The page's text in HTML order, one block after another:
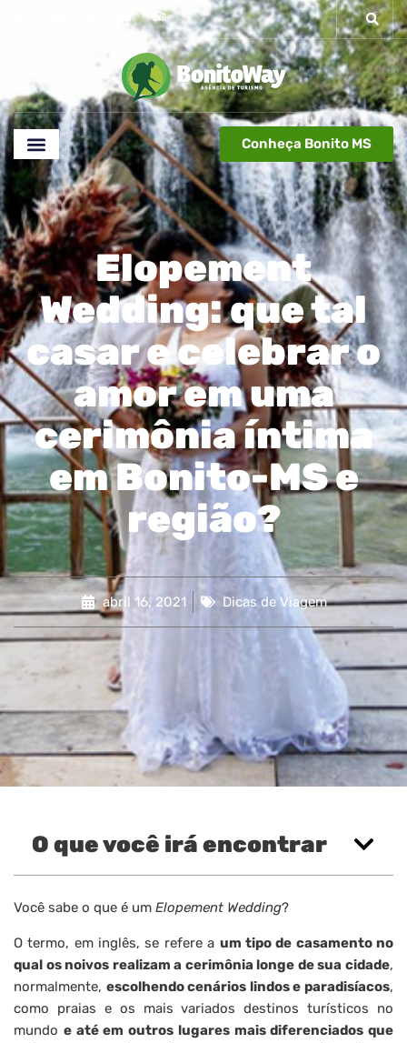
Conheça Bonito MS
Elopement
Wedding: que tal
casar e celebrar o
amor em uma
cerimônia íntima
em Bonito-MS e
região?
abril 16, 2021 Dicas de Viagem
O que você irá encontrar
Você sabe o que é um Elopement Wedding?
O termo, em inglês, se refere a um tipo de casamento no
qual os noivos realizam a cerimônia longe de sua cidade,
normalmente, escolhendo cenários lindos e paradisíacos,
como praias e os mais variados destinos turísticos no
mundo e até em outros lugares mais diferenciados que